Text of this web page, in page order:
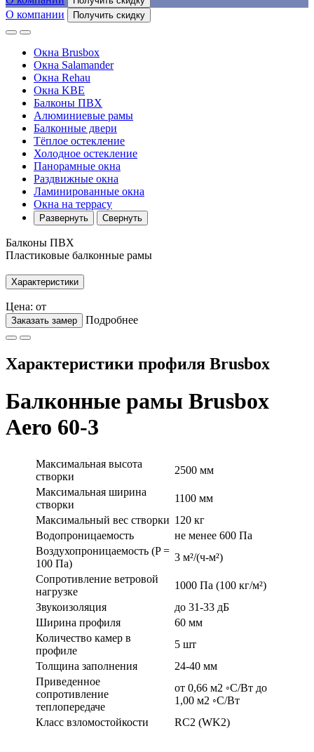
О компании Получить скидку
Окна Brusbox
Окна Salamander
Окна Rehau
Окна KBE
Балконы ПВХ
Алюминиевые рамы
Балконные двери
Тёплое остекление
Холодное остекление
Панорамные окна
Раздвижные окна
Ламинированные окна
Окна на террасу
Развернуть Свернуть
Балконы ПВХ
Пластиковые балконные рамы
Характеристики
Цена: от
Заказать замер Подробнее
Характеристики профиля Brusbox
Балконные рамы Brusbox
Aero 60-3
Максимальная высота
створки
2500 мм
Максимальная ширина
створки
1100 мм
Максимальный вес створки 120 кг
Водопроницаемость
не менее 600 Па
Воздухопроницаемость (P =
100 Па)
3 м²/(ч-м²)
Сопротивление ветровой
нагрузке
1000 Па (100 кг/м²)
Звукоизоляция
до 31-33 дБ
Ширина профиля
60 мм
Количество камер в
профиле
5 шт
Толщина заполнения
24-40 мм
Приведенное
сопротивление
теплопередаче
от 0,66 м2 ◦С/Вт до
1,00 м2 ◦С/Вт
Класс взломостойкости
RC2 (WK2)